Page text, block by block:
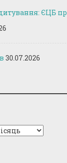
ЄЦБ
30.07.2026